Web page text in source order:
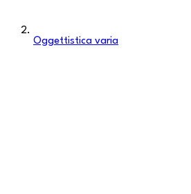
Oggettistica varia